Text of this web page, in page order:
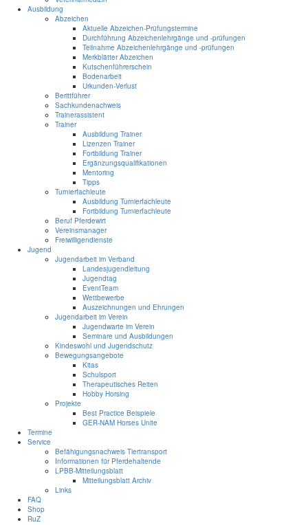
Ausbildung
Abzeichen
Aktuelle Abzeichen-Prüfungstermine
Durchführung Abzeichenlehrgänge und -prüfungen
Teilnahme Abzeichenlehrgänge und -prüfungen
Merkblätter Abzeichen
Kutschenführerschein
Bodenarbeit
Urkunden-Verlust
Berittführer
Sachkundenachweis
Trainerassistent
Trainer
Ausbildung Trainer
Lizenzen Trainer
Fortbildung Trainer
Ergänzungsqualifikationen
Mentoring
Tipps
Turnierfachleute
Ausbildung Turnierfachleute
Fortbildung Turnierfachleute
Beruf Pferdewirt
Vereinsmanager
Freiwilligendienste
Jugend
Jugendarbeit im Verband
Landesjugendleitung
Jugendtag
EventTeam
Wettbewerbe
Auszeichnungen und Ehrungen
Jugendarbeit im Verein
Jugendwarte im Verein
Seminare und Ausbildungen
Kindeswohl und Jugendschutz
Bewegungsangebote
Kitas
Schulsport
Therapeutisches Reiten
Hobby Horsing
Projekte
Best Practice Beispiele
GER-NAM Horses Unite
Termine
Service
Befähigungsnachweis Tiertransport
Informationen für Pferdehaltende
LPBB-Mitteilungsblatt
Mitteilungsblatt Archiv
Links
FAQ
Shop
RuZ